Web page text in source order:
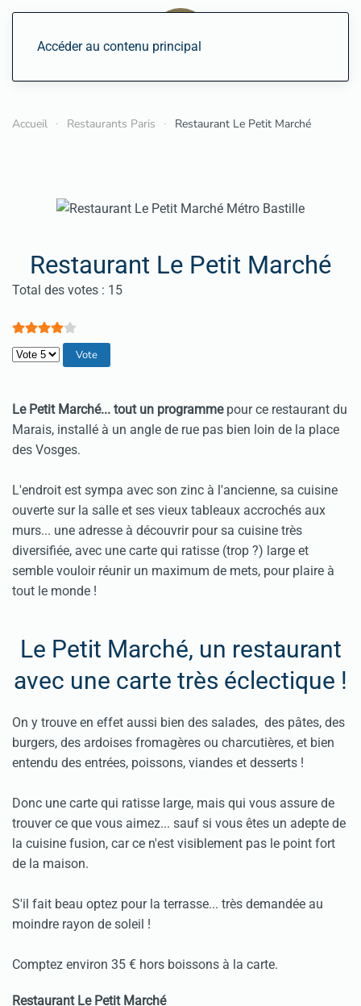
Accéder au contenu principal
Accueil Restaurants Paris Restaurant Le Petit Marché
Restaurant Le Petit Marché
Vote utilisateur:4/
Total des votes : 15
Veuillez voter
Le Petit Marché... tout un programmepour ce restaurant du
Marais, installé à un angle de rue pas bien loin de la place
des Vosges.
L'endroit est sympa avec son zinc à l'ancienne, sa cuisine
ouverte sur la salle et ses vieux tableaux accrochés aux
murs... une adresse à découvrir pour sa cuisine très
diversifiée, avec une carte qui ratisse (trop ?) large et
semble vouloir réunir un maximum de mets, pour plaire à
tout le monde !
Le Petit Marché, un restaurant
avec une carte très éclectique !
On y trouve en effet aussi bien des salades, des pâtes, des
burgers, des ardoises fromagères ou charcutières, et bien
entendu des entrées, poissons, viandes et desserts !
Donc une carte qui ratisse large, mais qui vous assure de
trouver ce que vous aimez... sauf si vous êtes un adepte de
la cuisine fusion, car ce n'est visiblement pas le point fort
de la maison.
S'il fait beau optez pour la terrasse... très demandée au
moindre rayon de soleil !
Comptez environ 35 € hors boissons à la carte.
Restaurant Le Petit Marché